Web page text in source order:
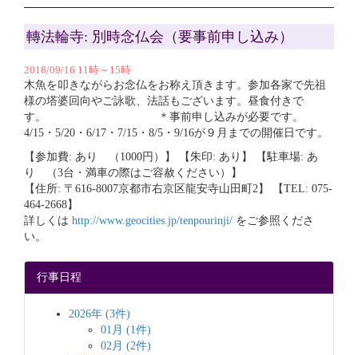
轉法輪寺: 別時念仏会（要事前申し込み）
2018/09/16 11時～15時
木魚を叩きながらお念仏をお称え頂きます。参加各家で先祖
様の塔婆回向やご詠歌、法話もございます。昼食付きで
す。 ＊事前申し込みが必要です。
4/15・5/20・6/17・7/15・8/5・9/16が９月までの開催日です。
【参加費: あり （1000円）】 【朱印: あり】 【駐車場: あ
り （3台・満車の際はご容赦ください）】
【住所: 〒616-8007京都市右京区龍安寺山田町2】 【TEL: 075-
464-2668】
詳しくは http://www.geocities.jp/tenpourinji/ をご参照くださ
い。
行事日程
2026年 (3件)
01月 (1件)
02月 (2件)